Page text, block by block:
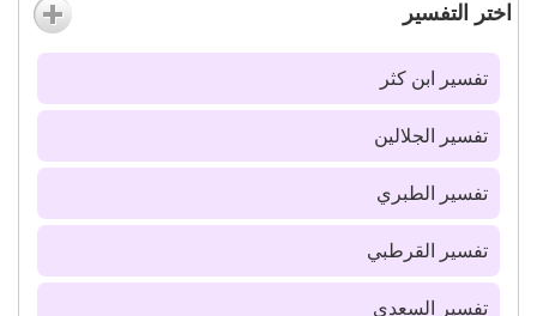
اختر التفسير
تفسير ابن كثر
تفسير الجلالين
تفسير الطبري
تفسير القرطبي
تفسير السعدي